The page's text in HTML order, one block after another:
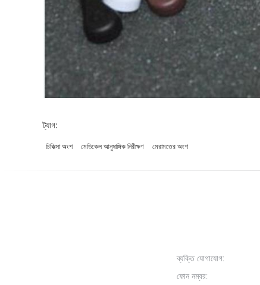
ট্যাগ:
চিকিত্সা অংশ মেডিকেল আনুষাঙ্গিক নিরীক্ষণ মেরামতের অংশ
ব্যক্তি যোগাযোগ:
ফোন নম্বর: